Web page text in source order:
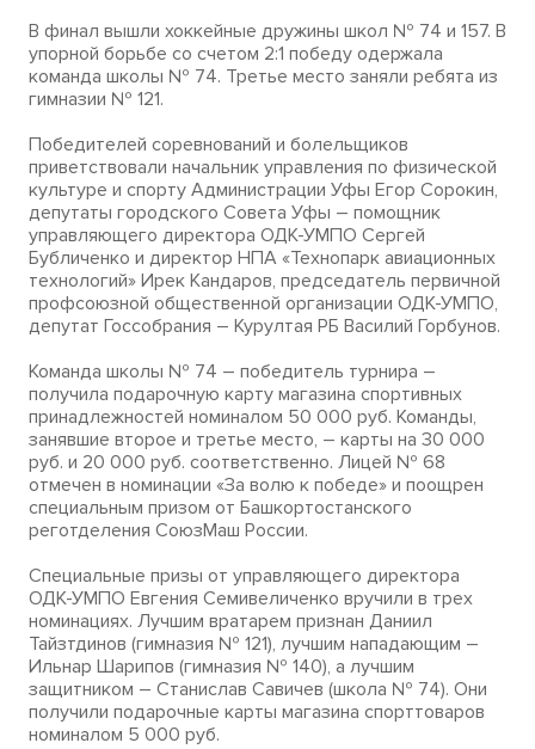
В финал вышли хоккейные дружины школ № 74 и 157. В
упорной борьбе со счетом 2:1 победу одержала
команда школы № 74. Третье место заняли ребята из
гимназии № 121.
Победителей соревнований и болельщиков
приветствовали начальник управления по физической
культуре и спорту Администрации Уфы Егор Сорокин,
депутаты городского Совета Уфы – помощник
управляющего директора ОДК-УМПО Сергей
Бубличенко и директор НПА «Технопарк авиационных
технологий» Ирек Кандаров, председатель первичной
профсоюзной общественной организации ОДК-УМПО,
депутат Госсобрания – Курултая РБ Василий Горбунов.
Команда школы № 74 – победитель турнира –
получила подарочную карту магазина спортивных
принадлежностей номиналом 50 000 руб. Команды,
занявшие второе и третье место, – карты на 30 000
руб. и 20 000 руб. соответственно. Лицей № 68
отмечен в номинации «За волю к победе» и поощрен
специальным призом от Башкортостанского
реготделения СоюзМаш России.
Специальные призы от управляющего директора
ОДК-УМПО Евгения Семивеличенко вручили в трех
номинациях. Лучшим вратарем признан Даниил
Тайзтдинов (гимназия № 121), лучшим нападающим –
Ильнар Шарипов (гимназия № 140), а лучшим
защитником – Станислав Савичев (школа № 74). Они
получили подарочные карты магазина спорттоваров
номиналом 5 000 руб.